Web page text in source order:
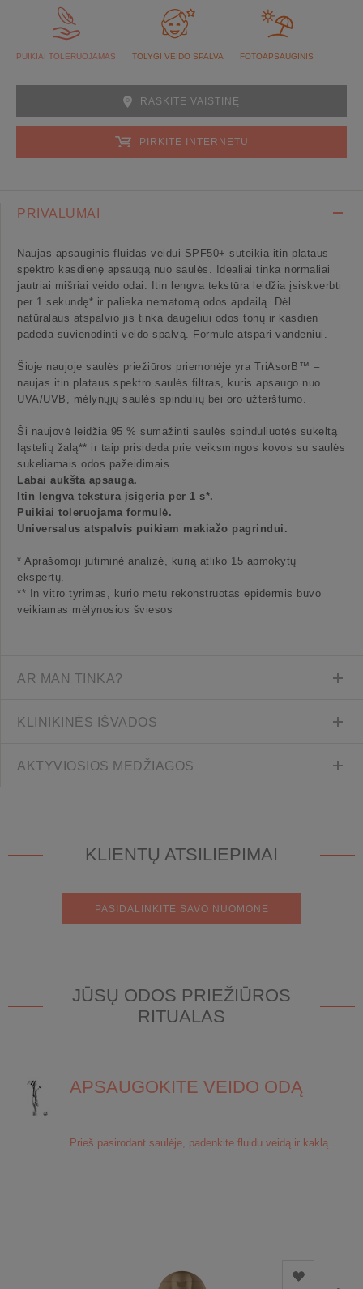
PUIKIAI TOLERUOJAMAS TOLYGI VEIDO SPALVA FOTOAPSAUGINIS
RASKITE VAISTINĘ
PIRKITE INTERNETU
PRIVALUMAI
Naujas apsauginis fluidas veidui SPF50+ suteikia itin plataus
spektro kasdienę apsaugą nuo saulės. Idealiai tinka normaliai
jautriai mišriai veido odai. Itin lengva tekstūra leidžia įsiskverbti
per 1 sekundę* ir palieka nematomą odos apdailą. Dėl
natūralaus atspalvio jis tinka daugeliui odos tonų ir kasdien
padeda suvienodinti veido spalvą. Formulė atspari vandeniui.
Šioje naujoje saulės priežiūros priemonėje yra TriAsorB™ –
naujas itin plataus spektro saulės filtras, kuris apsaugo nuo
UVA/UVB, mėlynųjų saulės spindulių bei oro užterštumo.
Ši naujovė leidžia 95 % sumažinti saulės spinduliuotės sukeltą
ląstelių žalą** ir taip prisideda prie veiksmingos kovos su saulės
sukeliamais odos pažeidimais.
Labai aukšta apsauga.
Itin lengva tekstūra įsigeria per 1 s*.
Puikiai toleruojama formulė.
Universalus atspalvis puikiam makiažo pagrindui.
* Aprašomoji jutiminė analizė, kurią atliko 15 apmokytų
ekspertų.
** In vitro tyrimas, kurio metu rekonstruotas epidermis buvo
veikiamas mėlynosios šviesos
AR MAN TINKA?
KLINIKINĖS IŠVADOS
AKTYVIOSIOS MEDŽIAGOS
KLIENTŲ ATSILIEPIMAI
PASIDALINKITE SAVO NUOMONE
JŪSŲ ODOS PRIEŽIŪROS
RITUALAS
APSAUGOKITE VEIDO ODĄ
Prieš pasirodant saulėje, padenkite fluidu veidą ir kaklą